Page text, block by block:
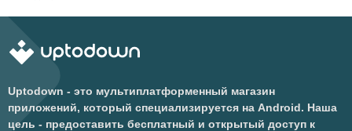
персонажей
Uptodown - это мультиплатформенный магазин
приложений, который специализируется на Android. Наша
цель - предоставить бесплатный и открытый доступ к